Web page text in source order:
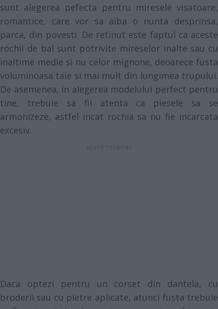
sunt alegerea pefecta pentru miresele visatoare,
romantice, care vor sa aiba o nunta desprinsa,
parca, din povesti. De retinut este faptul ca aceste
rochii de bal sunt potrivite mireselor inalte sau cu
inaltime medie si nu celor mignone, deoarece fusta
voluminoasa taie si mai mult din lungimea trupului.
De asemenea, in alegerea modelului perfect pentru
tine, trebuie sa fii atenta ca piesele sa se
armonizeze, astfel incat rochia sa nu fie incarcata
excesiv.
Daca optezi pentru un corset din dantela, cu
broderii sau cu pietre aplicate, atunci fusta trebuie